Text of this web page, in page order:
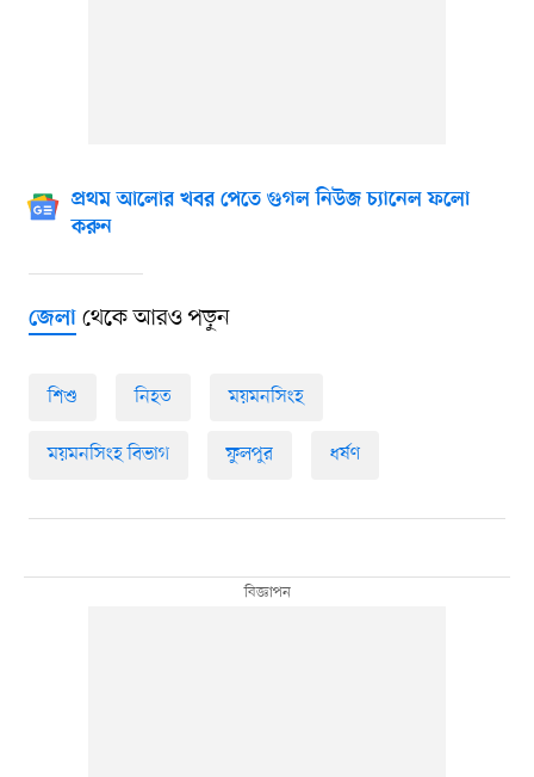
প্রথম আলোর খবর পেতে গুগল নিউজ চ্যানেল ফলো
করুন
জেলাথেকে আরও পড়ুন
শিশু নিহত ময়মনসিংহ
ময়মনসিংহ বিভাগ ফুলপুর ধর্ষণ